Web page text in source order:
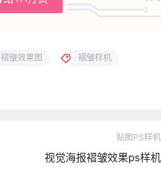
褶皱效果图 褶皱样机
贴图PS样机
视觉海报褶皱效果ps样机